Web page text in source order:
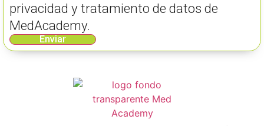
privacidad y tratamiento de datos de
MedAcademy.
Enviar